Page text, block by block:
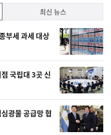
최신 뉴스
부세 과세 대상
국립대 3곳 신
광물 공급망 협